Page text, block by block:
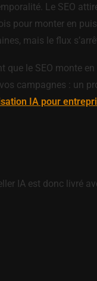
Le SEO
pour monter en
mais le flux
le SEO monte
campagnes : un
IA pour
IA est donc livré